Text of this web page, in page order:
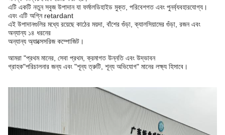
এটি একটি নতুন সবুজ উপাদান যা ফর্মালডিহাইড মুক্ত, পরিবেশগত এবং পুনর্ব্যবহারযোগ্য।
এবং এটি অগ্নি retardant
এই উপাদানগুলির মধ্যে রয়েছে কাঠের ময়দা, বাঁশের গুঁড়া, ক্যালসিয়ামের গুঁড়া, রজন এবং
অন্যান্য ১৪ ধরনের
অন্যান্য অ্যাক্সেসরিজ কম্পোজিট।
আমরা "প্রথম মানের, সেবা প্রথম, ক্রমাগত উন্নতি এবং উদ্ভাবন
গ্রাহক"পরিচালনার জন্য এবং "শূন্য ত্রুটি, শূন্য অভিযোগ" মানের লক্ষ্য হিসাবে।